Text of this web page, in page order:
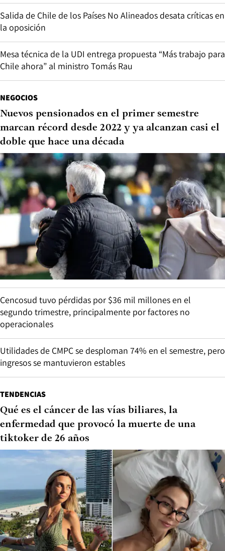
Salida de Chile de los Países No Alineados desata críticas en
la oposición
Mesa técnica de la UDI entrega propuesta “Más trabajo para
Chile ahora” al ministro Tomás Rau
NEGOCIOS
Nuevos pensionados en el primer semestre
marcan récord desde 2022 y ya alcanzan casi el
doble que hace una década
Cencosud tuvo pérdidas por $36 mil millones en el
segundo trimestre, principalmente por factores no
operacionales
Utilidades de CMPC se desploman 74% en el semestre, pero
ingresos se mantuvieron estables
TENDENCIAS
Qué es el cáncer de las vías biliares, la
enfermedad que provocó la muerte de una
tiktoker de 26 años